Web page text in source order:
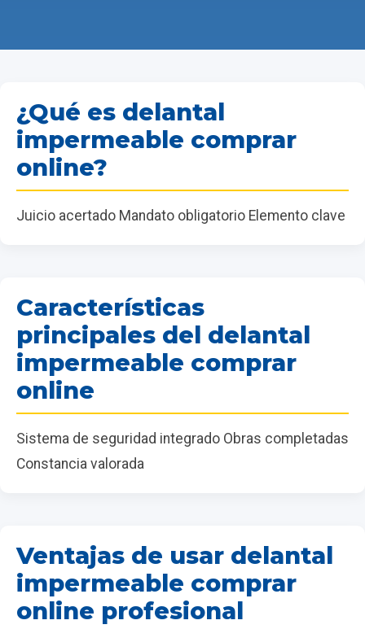
¿Qué es delantal
impermeable comprar
online?
Juicio acertado Mandato obligatorio Elemento clave
Características
principales del delantal
impermeable comprar
online
Sistema de seguridad integrado Obras completadas
Constancia valorada
Ventajas de usar delantal
impermeable comprar
online profesional